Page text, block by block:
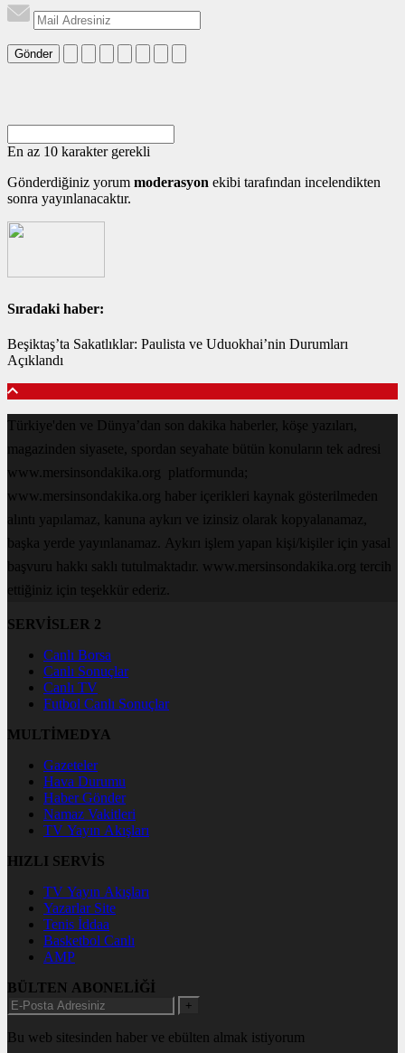
Gönder
En az 10 karakter gerekli
Gönderdiğiniz yorum moderasyon ekibi tarafından incelendikten
sonra yayınlanacaktır.
Sıradaki haber:
Beşiktaş’ta Sakatlıklar: Paulista ve Uduokhai’nin Durumları
Açıklandı
Türkiye'den ve Dünya’dan son dakika haberler, köşe yazıları,
magazinden siyasete, spordan seyahate bütün konuların tek adresi
www.mersinsondakika.org platformunda;
www.mersinsondakika.org haber içerikleri kaynak gösterilmeden
alıntı yapılamaz, kanuna aykırı ve izinsiz olarak kopyalanamaz,
başka yerde yayınlanamaz. Aykırı işlem yapan kişi/kişiler için yasal
başvuru hakkı saklı tutulmaktadır. www.mersinsondakika.org tercih
ettiğiniz için teşekkür ederiz.
SERVİSLER 2
Canlı Borsa
Canlı Sonuçlar
Canlı TV
Futbol Canlı Sonuçlar
MULTİMEDYA
Gazeteler
Hava Durumu
Haber Gönder
Namaz Vakitleri
TV Yayın Akışları
HIZLI SERVİS
TV Yayın Akışları
Yazarlar Site
Tenis İddaa
Basketbol Canlı
AMP
BÜLTEN ABONELİĞİ
+
Bu web sitesinden haber ve ebülten almak istiyorum